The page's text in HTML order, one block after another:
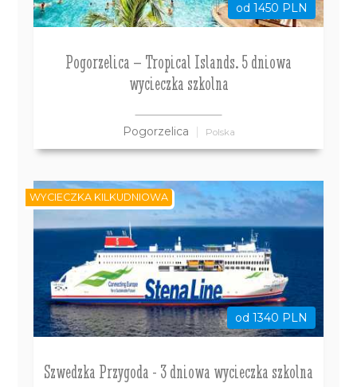
od 1450 PLN
Pogorzelica – Tropical Islands. 5 dniowa
wycieczka szkolna
Pogorzelica Polska
od 1340 PLN
Szwedzka Przygoda - 3 dniowa wycieczka szkolna
WYCIECZKA KILKUDNIOWA